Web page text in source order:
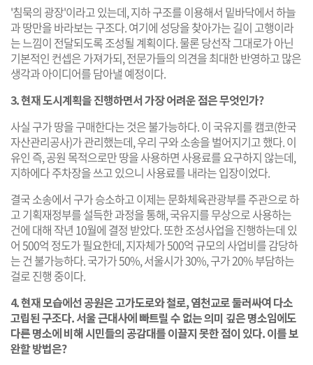
'침묵의 광장'이라고 있는데, 지하 구조를 이용해서 밑바닥에서 하늘
과 땅만을 바라보는 구조다. 여기에 성당을 찾아가는 길이 고행이라
는 느낌이 전달되도록 조성될 계획이다. 물론 당선작 그대로가 아닌
기본적인 컨셉은 가져가되, 전문가들의 의견을 최대한 반영하고 많은
생각과 아이디어를 담아낼 예정이다.
3. 현재 도시계획을 진행하면서 가장 어려운 점은 무엇인가?
사실 구가 땅을 구매한다는 것은 불가능하다. 이 국유지를 캠코(한국
자산관리공사)가 관리했는데, 우리 구와 소송을 벌어지기고 했다. 이
유인 즉, 공원 목적으로만 땅을 사용하면 사용료를 요구하지 않는데,
지하에다 주차장을 쓰고 있으니 사용료를 내라는 입장이었다.
결국 소송에서 구가 승소하고 이제는 문화체육관광부를 주관으로 하
고 기획재정부를 설득한 과정을 통해, 국유지를 무상으로 사용하는
건에 대해 작년 10월에 결정 받았다. 또한 조성사업을 진행하는데 있
어 500억 정도가 필요한데, 지자체가 500억 규모의 사업비를 감당하
는 건 불가능하다. 국가가 50%, 서울시가 30%, 구가 20% 부담하는
걸로 진행 중이다.
4. 현재 모습에선 공원은 고가도로와 철로, 염천교로 둘러싸여 다소
고립된 구조다. 서울 근대사에 빠트릴 수 없는 의미 깊은 명소임에도
다른 명소에 비해 시민들의 공감대를 이끌지 못한 점이 있다. 이를 보
완할 방법은?